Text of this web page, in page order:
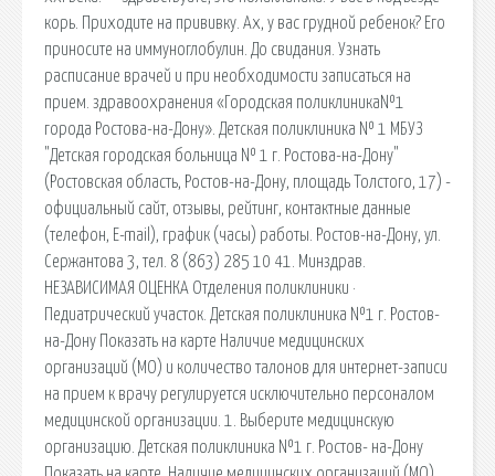
корь. Приходите на прививку. Ах, у вас грудной ребенок? Его
приносите на иммуноглобулин. До свидания. Узнать
расписание врачей и при необходимости записаться на
прием. здравоохранения «Городская поликлиника№1
города Ростова-на-Дону». Детская поликлиника № 1 МБУЗ
"Детская городская больница № 1 г. Ростова-на-Дону"
(Ростовская область, Ростов-на-Дону, площадь Толстого, 17) -
официальный сайт, отзывы, рейтинг, контактные данные
(телефон, E-mail), график (часы) работы. Ростов-на-Дону, ул.
Сержантова 3, тел. 8 (863) 285 10 41. Минздрав.
НЕЗАВИСИМАЯ ОЦЕНКА Отделения поликлиники ·
Педиатрический участок. Детская поликлиника №1 г. Ростов-
на-Дону Показать на карте Наличие медицинских
организаций (МО) и количество талонов для интернет-записи
на прием к врачу регулируется исключительно персоналом
медицинской организации. 1. Выберите медицинскую
организацию. Детская поликлиника №1 г. Ростов- на-Дону